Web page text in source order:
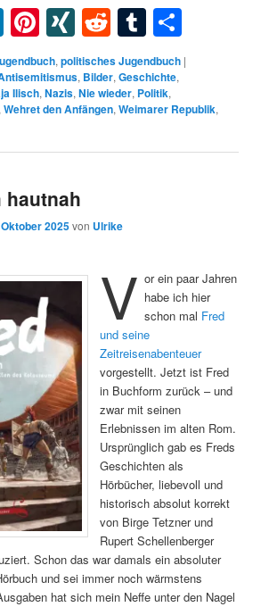
LinkedIn
Pinterest
XINGRedditTumblr
,politisches Jugendbuch |
, Bilder,Geschichte,
Ilisch,Nazis,Nie wieder, Politik,
,Wehret den Anfängen,Weimarer Republik,
hautnah
2025von Ulrike
V or ein paar Jahren
habe ich hier
schon mal Fred
und seine
Zeitreisenabenteuer
vorgestellt. Jetzt ist Fred
in Buchform zurück – und
zwar mit seinen
Erlebnissen im alten Rom.
Ursprünglich gab es Freds
Geschichten als
Hörbücher, liebevoll und
historisch absolut korrekt
von Birge Tetzner und
Rupert Schellenberger
Schon das war damals ein absoluter
und sei immer noch wärmstens
hat sich mein Neffe unter den Nagel